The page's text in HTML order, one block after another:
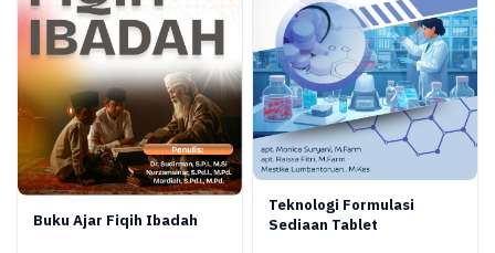
Buku Ajar Fiqih Ibadah
Teknologi Formulasi
Sediaan Tablet